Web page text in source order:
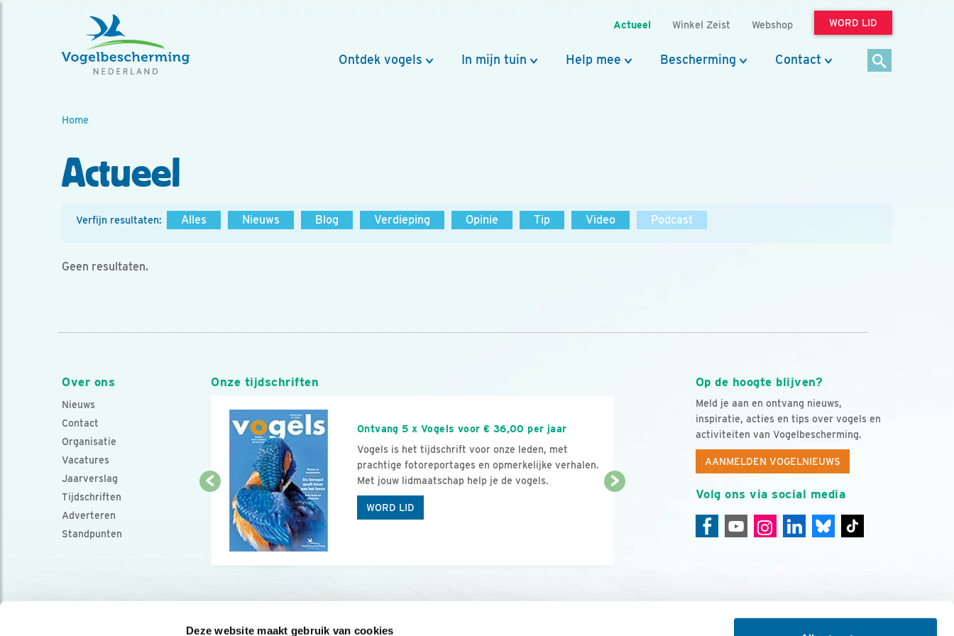
Deze website maakt gebruik van cookies
Actueel Winkel Zeist Webshop WORD LID
Ontdek vogels In mijn tuin Help mee Bescherming Contact
Home
Actueel
Verfijn resultaten: Alles Nieuws Blog Verdieping Opinie Tip Video Podcast
Geen resultaten.
Over ons
Nieuws
Contact
Organisatie
Vacatures
Jaarverslag
Tijdschriften
Adverteren
Standpunten
Op de hoogte blijven?
Meld je aan en ontvang nieuws,
inspiratie, acties en tips over vogels en
activiteiten van Vogelbescherming.
AANMELDEN VOGELNIEUWS
Volg ons via social media
Onze tijdschriften
Ontvang 5 x Vogels voor € 36,00 per jaar
Vogels is het tijdschrift voor onze leden, met
prachtige fotoreportages en opmerkelijke verhalen.
Met jouw lidmaatschap help je de vogels.
WORD LID